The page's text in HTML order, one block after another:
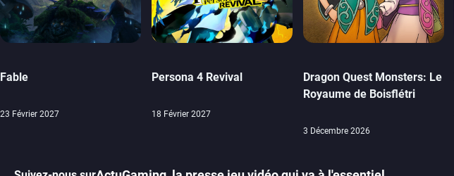
Fable
23 Février 2027
Persona 4 Revival
18 Février 2027
Dragon Quest Monsters: Le
Royaume de Boisflétri
3 Décembre 2026